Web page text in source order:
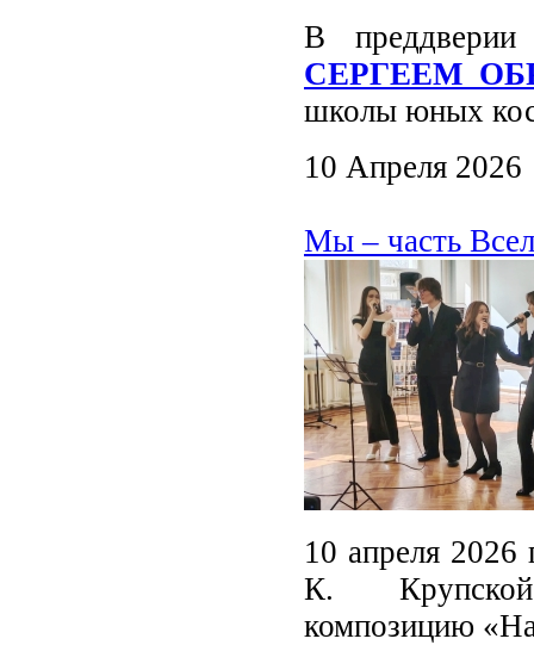
В
СЕРГЕЕМ
школы юных
10 Апреля 2026
Мы – часть
10 апреля 2026
К. Крупской
композицию